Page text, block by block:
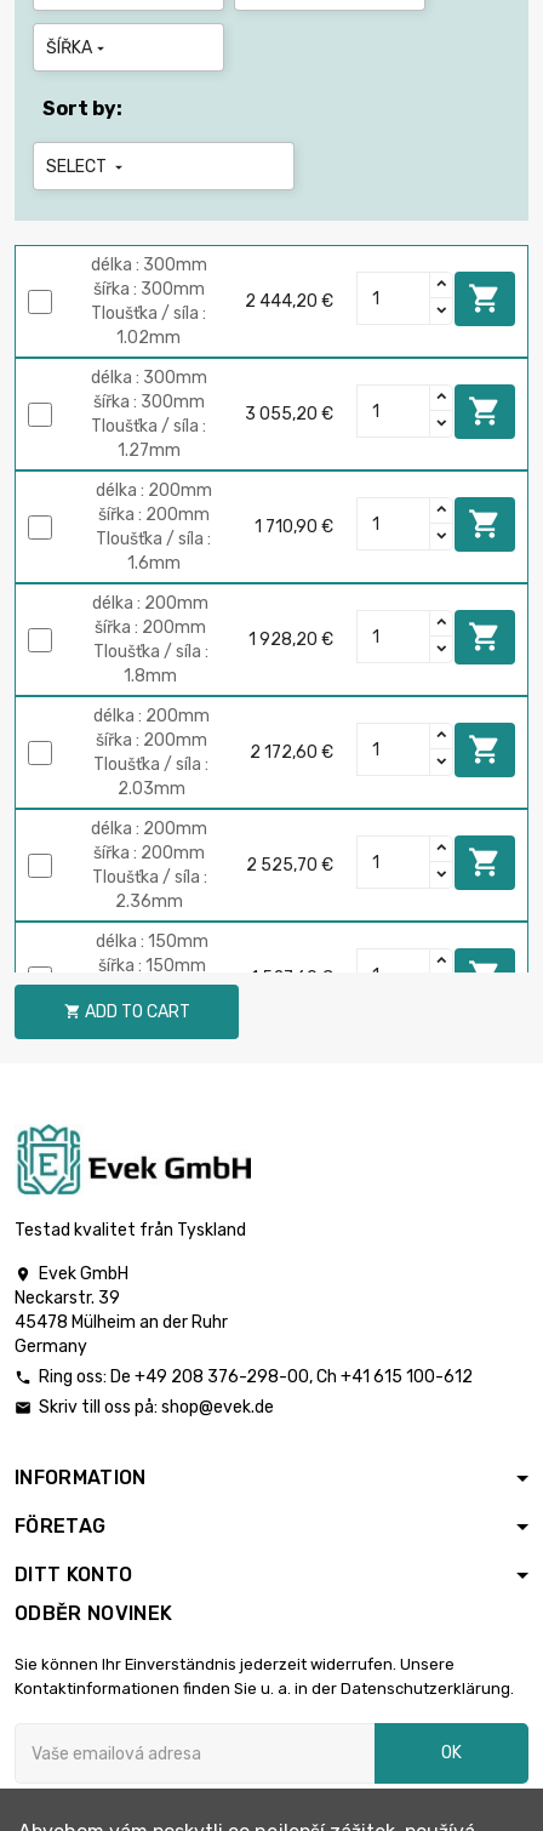
ŠÍŘKA 
Sort by:
SELECT 
délka : 300mm
šířka : 300mm
Tloušťka / síla :
1.02mm
2 444,20 € 
délka : 300mm
šířka : 300mm
Tloušťka / síla :
1.27mm
3 055,20 € 
délka : 200mm
šířka : 200mm
Tloušťka / síla :
1.6mm
1 710,90 € 
délka : 200mm
šířka : 200mm
Tloušťka / síla :
1.8mm
1 928,20 € 
délka : 200mm
šířka : 200mm
Tloušťka / síla :
2.03mm
2 172,60 € 
délka : 200mm
šířka : 200mm
Tloušťka / síla :
2.36mm
2 525,70 € 
délka : 150mm
šířka : 150mm
Tloušťka / síla :
2.54mm
1 527,60 € 
délka : 150mm
3.18mm
délka : 200mm
šířka : 200mm
Tloušťka / síla :
šířka : 150mm
4.04mm
šířka : 150mm
4.75mm
šířka : 100mm
Tloušťka / síla :
7.92mm
2 118,30 €
délka : 100mm
 ADD TO CART
Testad kvalitet från Tyskland

Evek GmbH
Neckarstr. 39
45478 Mülheim an der Ruhr
Germany
 Ring oss: De +49 208 376-298-00, Ch +41 615 100-612
 Skriv till oss på: shop@evek.de
INFORMATION
FÖRETAG
DITT KONTO
ODBĚR NOVINEK
Sie können Ihr Einverständnis jederzeit widerrufen. Unsere
Kontaktinformationen finden Sie u. a. in der Datenschutzerklärung.
OK